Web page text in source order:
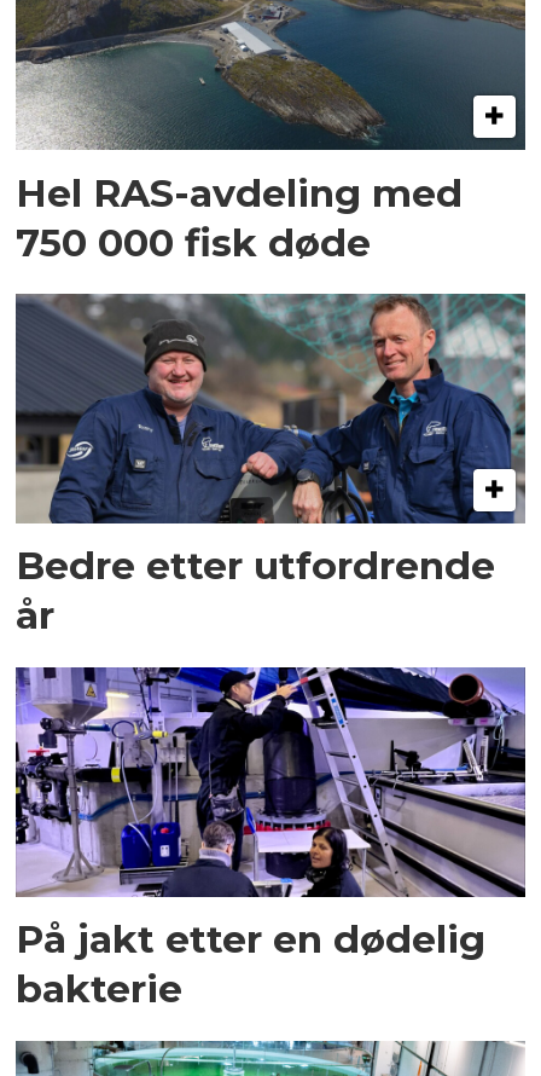
Hel RAS-avdeling med
750 000 fisk døde
Bedre etter utfordrende
år
På jakt etter en dødelig
bakterie